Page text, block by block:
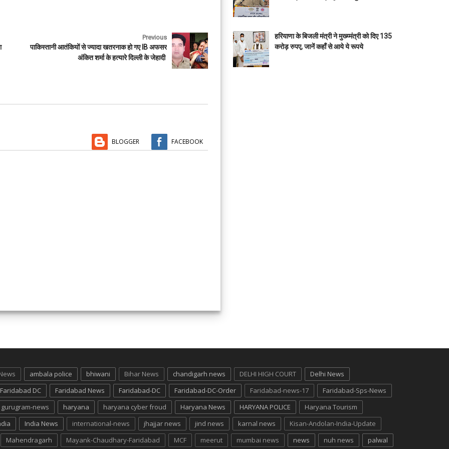
Previous
पाकिस्तानी आतंकियों से ज्यादा खतरनाक हो गए IB अफसर
अंकित शर्मा के हत्यारे दिल्ली के जेहादी
BLOGGER FACEBOOK
हरियाणा के बिजली मंत्री ने मुख्य्मंत्री को दिए 135
करोड़ रुपए, जानें कहाँ से आये ये रूपये
ambala police bhiwani Bihar News chandigarh news DELHI HIGH COURT
Delhi News
Faridabad DC Faridabad News Faridabad-DC Faridabad-DC-Order Faridabad-news-17
Faridabad-Sps-News
gurugram-news haryana haryana cyber froud Haryana News HARYANA POLICE
Haryana Tourism
India News international-news jhajjar news jind news karnal news
Kisan-Andolan-India-Update
Mahendragarh Mayank-Chaudhary-Faridabad MCF meerut mumbai news news nuh news palwal